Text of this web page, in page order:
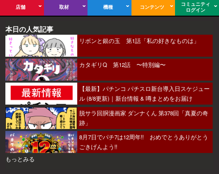
店舗 取材 機種 コンテンツ
コミュニティ
ログイン
本日の人気記事
リボンと銀の玉 第1話「私の好きなものは」
カタギリQ 第12話 〜特別編〜
【最新】パチンコ パチスロ新台導入日スケジュー
ル (8/8更新)｜新台情報 & 噂まとめをお届け
脱サラ回胴漫画家 ダンナくん 第378回「真夏の奇
跡」
8月7日でパチ7は12周年!! おめでとうありがとう
ごきげんよう!!
もっとみる